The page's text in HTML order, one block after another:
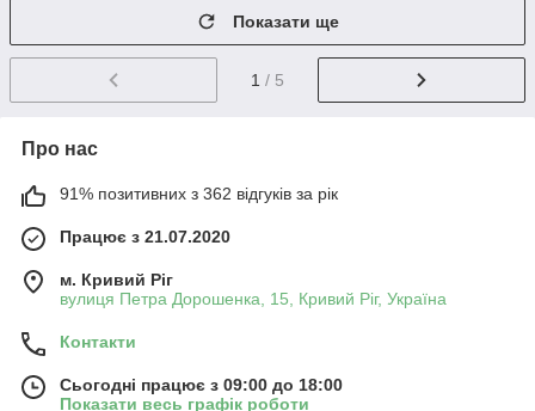
Показати ще
1 / 5
Про нас
91% позитивних з 362 відгуків за рік
Працює з 21.07.2020
м. Кривий Ріг
вулиця Петра Дорошенка, 15, Кривий Ріг, Україна
Контакти
Сьогодні працює з 09:00 до 18:00
Показати весь графік роботи